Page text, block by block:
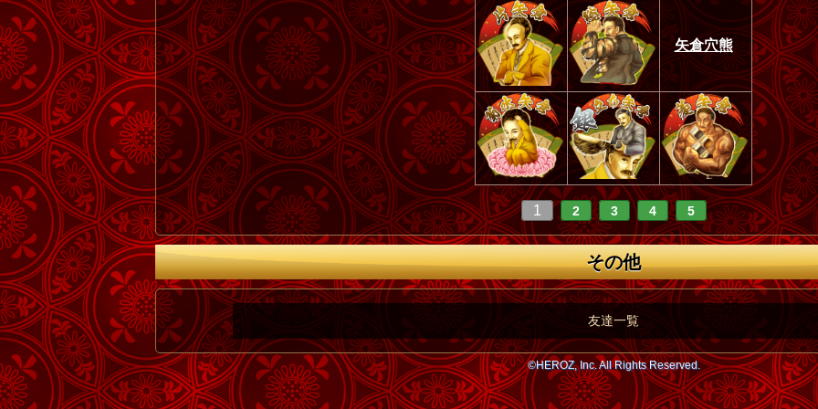
矢倉穴熊
1 2 3 4 5
その他
友達一覧
©HEROZ, Inc. All Rights Reserved.